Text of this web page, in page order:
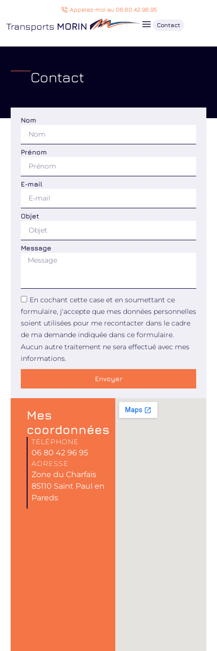
Appelez-moi au 06.80.42.96.95
Contact
Contact
Mes
coordonnées
TÉLÉPHONE
06 80 42 96 95
ADRESSE
Zone du Charfais
85110 Saint Paul en
Pareds
Nom
Prénom
E-mail
Objet
Message
En cochant cette case et en soumettant ce
formulaire, j'accepte que mes données personnelles
soient utilisées pour me recontacter dans le cadre
de ma demande indiquée dans ce formulaire.
Aucun autre traitement ne sera effectué avec mes
informations.
Envoyer